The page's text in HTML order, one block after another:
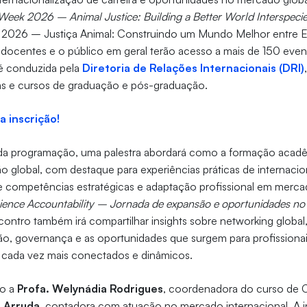
2026 – Animal Justice: Building a Better World
– Justiça Animal: Construindo um Mundo Melhor entre
e o público em geral terão acesso a mais de 150
conduzida pela Diretoria de Relações Internacionais (DRI)
e cursos de graduação e pós-graduação.
inscrição!
programação, uma palestra abordará como a formação
global, com destaque para experiências práticas de
estratégicas e adaptação profissional em
Accountability – Jornada de expansão e oportunidades
também irá compartilhar insights sobre networking
governança e as oportunidades que surgem para
vez mais conectados e dinâmicos.
a Profa. Welynádia Rodrigues, coordenadora do curso de